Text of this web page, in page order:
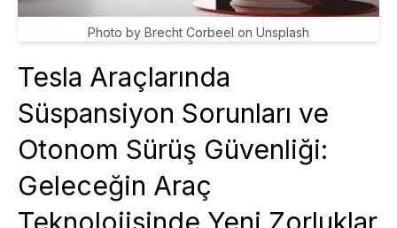
Photo by Brecht Corbeel on Unsplash
Tesla Araçlarında
Süspansiyon Sorunları ve
Otonom Sürüş Güvenliği:
Geleceğin Araç